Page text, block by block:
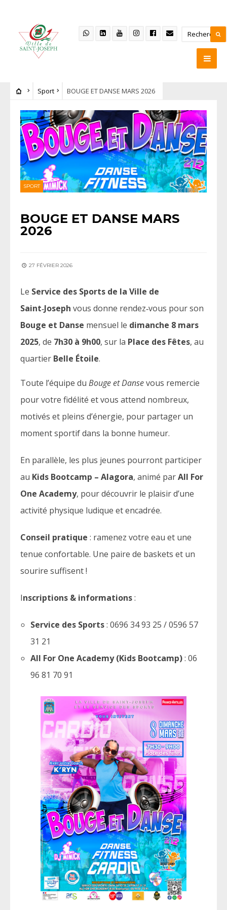
Sport BOUGE ET DANSE MARS 2026
SPORT
BOUGE ET DANSE MARS
2026
27 FÉVRIER 2026
Le Service des Sports de la Ville de
Saint‑Joseph vous donne rendez‑vous pour son
Bouge et Danse mensuel le dimanche 8 mars
2025, de 7h30 à 9h00, sur la Place des Fêtes, au
quartier Belle Étoile.
Toute l’équipe du Bouge et Dansevous remercie
pour votre fidélité et vous attend nombreux,
motivés et pleins d’énergie, pour partager un
moment sportif dans la bonne humeur.
En parallèle, les plus jeunes pourront participer
au Kids Bootcamp – Alagora, animé parAll For
One Academy, pour découvrir le plaisir d’une
activité physique ludique et encadrée.
Conseil pratique : ramenez votre eau et une
tenue confortable. Une paire de baskets et un
sourire suffisent !
Inscriptions & informations:
Service des Sports: 0696 34 93 25 / 0596 57
31 21
All For One Academy (Kids Bootcamp): 06
96 81 70 91